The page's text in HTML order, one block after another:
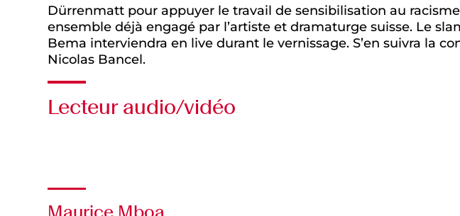
Dürrenmatt pour appuyer le travail de sensibilisation au
ensemble déjà engagé par l’artiste et dramaturge suisse. Le
Bema interviendra en live durant le vernissage. S’en suivra la
Nicolas Bancel.
Lecteur audio/vidéo